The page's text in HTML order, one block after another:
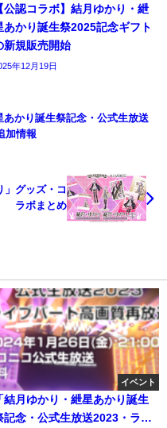
公認コラボ】結月ゆかり・紲
あかり誕生祭2025記念ギフト
新規販売開始
年12月19日
あかり誕生祭記念・公式生放送
加情報
」グッズ・コ
ラボまとめ
イベント
結月ゆかり・紲星あかり誕生
記念・公式生放送2023・ライ